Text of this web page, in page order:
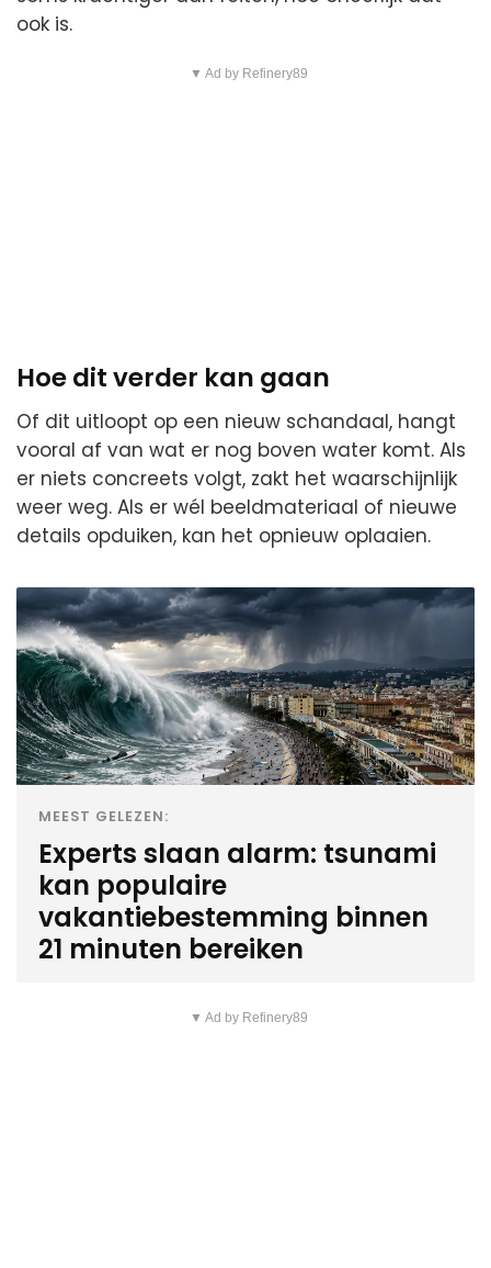
ook is.
▼ Ad by Refinery89
Hoe dit verder kan gaan
Of dit uitloopt op een nieuw schandaal, hangt
vooral af van wat er nog boven water komt. Als
er niets concreets volgt, zakt het waarschijnlijk
weer weg. Als er wél beeldmateriaal of nieuwe
details opduiken, kan het opnieuw oplaaien.
MEEST GELEZEN:
Experts slaan alarm: tsunami
kan populaire
vakantiebestemming binnen
21 minuten bereiken
▼ Ad by Refinery89